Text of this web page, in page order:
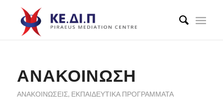
ΑΝΑΚΟΙΝΩΣΗ
ΑΝΑΚΟΙΝΏΣΕΙΣ, ΕΚΠΑΙΔΕΥΤΙΚΆ ΠΡΟΓΡΆΜΜΑΤΑ